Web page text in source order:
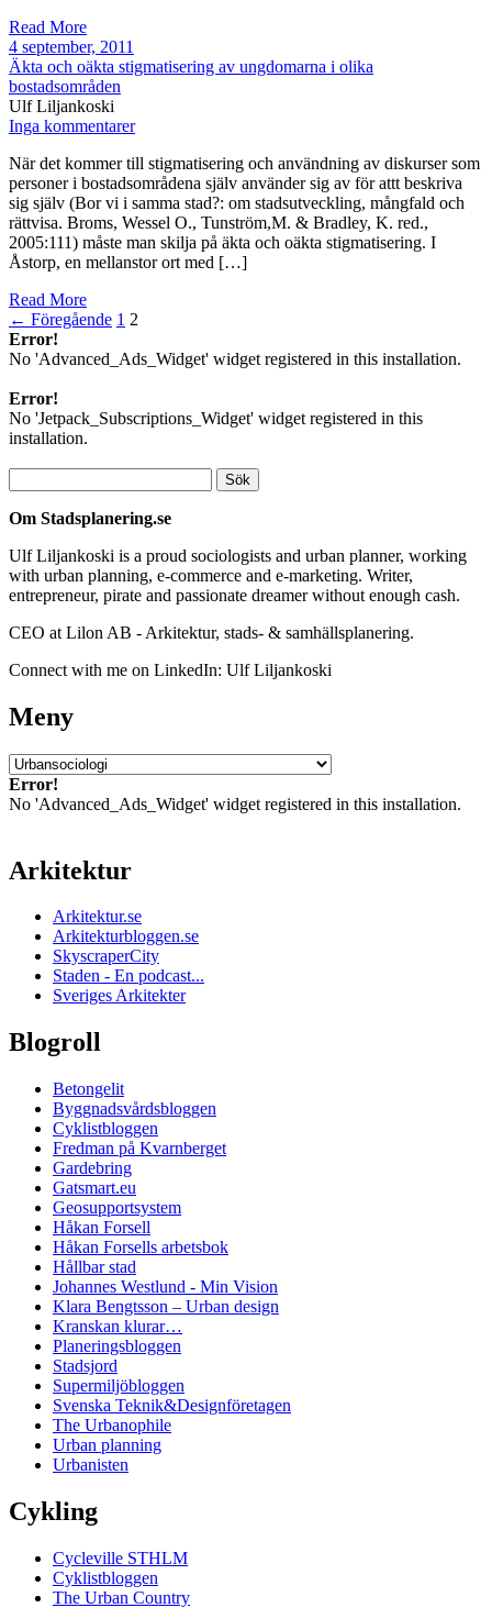
Read More
4 september, 2011
Äkta och oäkta stigmatisering av ungdomarna i olika
bostadsområden
Ulf Liljankoski
Inga kommentarer
När det kommer till stigmatisering och användning av diskurser som
personer i bostadsområdena själv använder sig av för attt beskriva
sig själv (Bor vi i samma stad?: om stadsutveckling, mångfald och
rättvisa. Broms, Wessel O., Tunström,M. & Bradley, K. red.,
2005:111) måste man skilja på äkta och oäkta stigmatisering. I
Åstorp, en mellanstor ort med […]
Read More
← Föregående 1 2
Error!
No 'Advanced_Ads_Widget' widget registered in this installation.
Error!
No 'Jetpack_Subscriptions_Widget' widget registered in this
installation.
efter:
Om Stadsplanering.se
Ulf Liljankoski is a proud sociologists and urban planner, working
with urban planning, e-commerce and e-marketing. Writer,
entrepreneur, pirate and passionate dreamer without enough cash.
CEO at Lilon AB - Arkitektur, stads- & samhällsplanering.
Connect with me on LinkedIn: Ulf Liljankoski
Meny
Meny
Error!
No 'Advanced_Ads_Widget' widget registered in this installation.
Arkitektur
Arkitektur.se
Arkitekturbloggen.se
SkyscraperCity
Staden - En podcast...
Sveriges Arkitekter
Blogroll
Betongelit
Byggnadsvårdsbloggen
Cyklistbloggen
Fredman på Kvarnberget
Gardebring
Gatsmart.eu
Geosupportsystem
Håkan Forsell
Håkan Forsells arbetsbok
Hållbar stad
Johannes Westlund - Min Vision
Klara Bengtsson – Urban design
Kranskan klurar…
Planeringsbloggen
Stadsjord
Supermiljöbloggen
Svenska Teknik&Designföretagen
The Urbanophile
Urban planning
Urbanisten
Cykling
Cycleville STHLM
Cyklistbloggen
The Urban Country